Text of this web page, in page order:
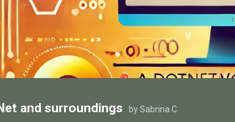
and surroundings by Sabrina C.